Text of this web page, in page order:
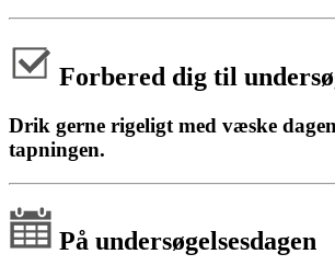
Forbered dig til
Drik gerne rigeligt med væske
tapningen.
På undersøgelsesdagen